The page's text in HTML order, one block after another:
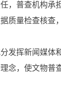
，普查机构承
质量检查核查
发挥新闻媒体
念，使文物普